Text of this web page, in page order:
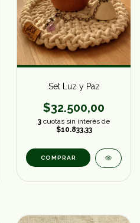
Set Luz y Paz
$32.500,00
3 cuotas sin interés de
$10.833,33
COMPRAR